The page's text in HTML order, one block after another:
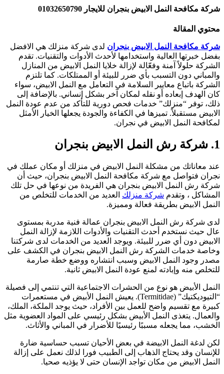
مكافحة النمل الابيض بنجران للايجار 01032650790
المقالة
مكافحة النمل الابيض بنجرانلدى شركة منزلك هي الافضل
خبرتها العالية واستخدامها لأحدث الأدوات والتقنيات. تقدم
حلولاً آمنة وفعّالة لإزالة خلايا النمل الابيض من المنازل
دون التسبب بأي ضرر للبيئة أو الممتلكات. كما تلتزم
باتباع معايير السلامة في التعامل مع النمل الابيض، سواء
الهدف إبعاده أو نقله لمكان آخر بشكل إنساني. بالإضافة إلى
توفر “منزلك” خدمات فحص دورية للتأكد من عدم عودة النمل
مستقبلاً. تميزها في الكفاءة والجودة يجعلها الخيار الأمثل
النمل الابيض في نجران.
معاناتك من مشكلة النمل الابيض في منزلك أو مكان عملك في
فتواصل مع شركة مكافحة النمل الابيض بنجران، حيث أن
رش النمل الابيض بنجران هي الفريدة من نوعها في حل تلك
، وتقدمشركة منزلكالعديد من الخدمات للتخلص من
الابيض بطريقة فعالة ومميزة.
شركة رش النمل الابيض بنجران عمالة فنية مدربة بمستوى
حيث نستخدم أحدث التقنيات والأدوات اللازمة لإزالة النمل
دون أي ضرر للبيئة. ويوجد العديد من الخدمات لدى شركتنا
خدمات الشركة رش النمل الابيض بنجران في الكشف على
وجود النمل الابيض وسبب انتشاره ووضع خطة صارمة
منه وإبادته لمنع عودة النمل الابيض ثانية.
الأبيض هو نوع من الحشرات الاجتماعية التي تنتمي إلى فصيلة
“التيوديكتيك” (Termitidae). يعيش النمل الأبيض في مستعمرات
مع تقسيم واضح للعمل بين الأفراد، حيث يوجد الملكة، الملك،
يتغذى النمل الأبيض بشكل رئيسي على المواد العضوية مثل
مما يجعله مسببًا رئيسيًا للأضرار في المباني والأثاث.
لدغة النمل الابيضة في بعض الأحيان تسبب حساسية ضارة
وقد يحتاج الذهاب إلى الطبيب فورا لذلك نعمل على إزالة
الابيض من مكان تواجد الإنسان حتى لا يؤذيه صحيا.